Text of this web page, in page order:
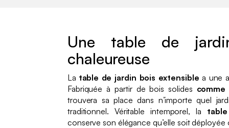
Une table de
chaleureuse
La table de jardin bois extensible a une
Fabriquée à partir de bois solides comme
trouvera sa place dans n’importe quel
traditionnel. Véritable intemporel, la
conserve son élégance qu’elle soit